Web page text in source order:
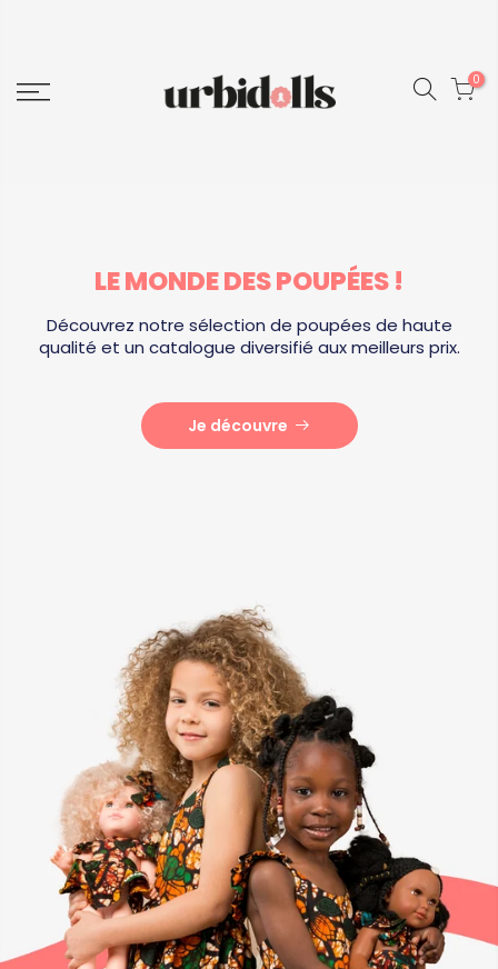
0
LE MONDE DES POUPÉES !
Découvrez notre sélection de poupées de haute
qualité et un catalogue diversifié aux meilleurs prix.
Je découvre